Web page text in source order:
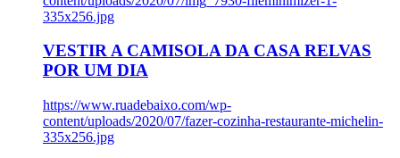
335x256.jpg
VESTIR A CAMISOLA DA CASA RELVAS
POR UM DIA
https://www.ruadebaixo.com/wp-
content/uploads/2020/07/fazer-cozinha-restaurante-michelin-
335x256.jpg